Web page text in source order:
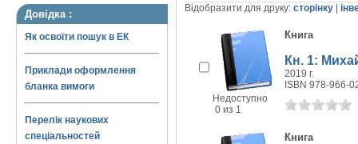
Довідка :
Як освоїти пошук в ЕК
Приклади оформлення
бланка вимоги
Перелік наукових
спеціальностей
Відобразити для друку: сторінку
Недоступно
0 из 1
Книга
Кн. 1:
2019 г.
ISBN 978-966-
Книга